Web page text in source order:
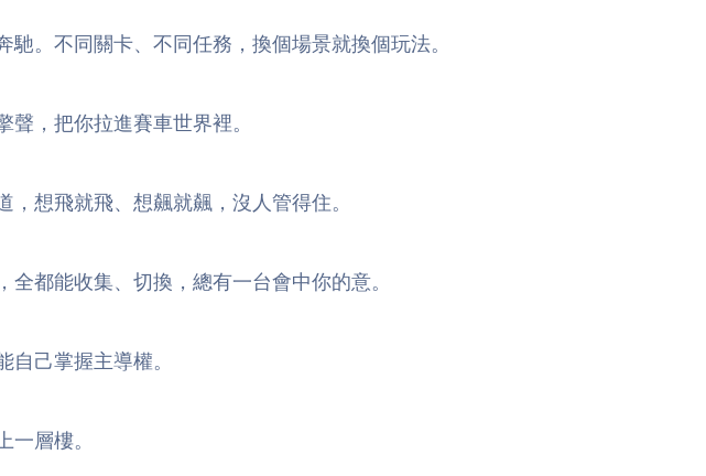
。不同關卡、不同任務，換個場景就換個玩法。
，把你拉進賽車世界裡。
想飛就飛、想飆就飆，沒人管得住。
都能收集、切換，總有一台會中你的意。
己掌握主導權。
層樓。